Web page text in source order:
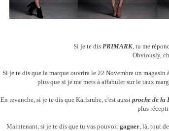
Si je te dis PRIMARK, tu me
Obviously,
Si je te dis que la marque ouvrira le 22 Novembre un magasin
plus que si je me mets à affabuler sur le taux
En revanche, si je te dis que Karlsruhe, c'est aussi proche de la
plus
Maintenant, si je te dis que tu vas pouvoirgagner, là, tout